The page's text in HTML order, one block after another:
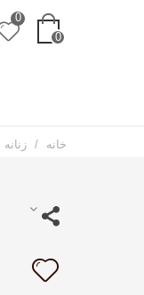
0
0
خانه / زنانه